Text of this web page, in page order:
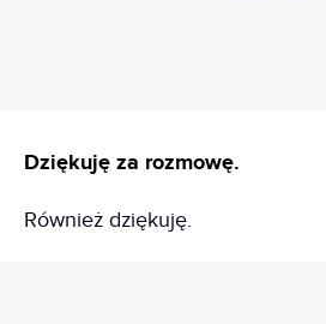
Dziękuję za rozmowę.
Również dziękuję.